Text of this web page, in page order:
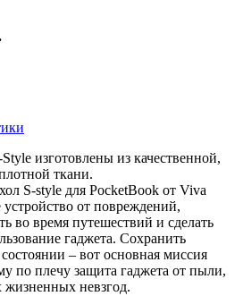
изготовлены из качественной,
ткани.
S-style для PocketBook от Viva
от повреждений,
во время путешествий и сделать
гаджета. Сохранить
– вот основная миссия
по плечу защита гаджета от пыли,
жизненных невзгод.